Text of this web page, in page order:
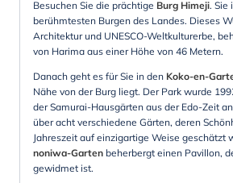
Besuchen Sie die prächtige Burg Himeji. Sie
berühmtesten Burgen des Landes. Dieses
Architektur und UNESCO-Weltkulturerbe,
von Harima aus einer Höhe von 46 Metern.
Danach geht es für Sie in den Koko-en-
Nähe von der Burg liegt. Der Park wurde
der Samurai-Hausgärten aus der Edo-Zeit
über acht verschiedene Gärten, deren
Jahreszeit auf einzigartige Weise geschätzt
noniwa-Garten beherbergt einen Pavillon,
gewidmet ist.